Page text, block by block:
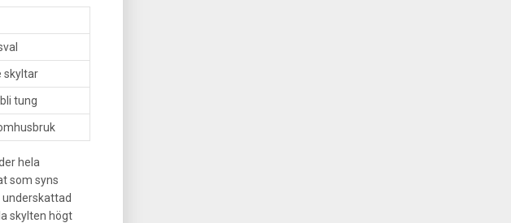
skyltar
tung
hela
som syns
skylten högt